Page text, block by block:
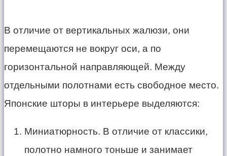
В отличие от вертикальных жалюзи, они
перемещаются не вокруг оси, а по
горизонтальной направляющей. Между
отдельными полотнами есть свободное место.
Японские шторы в интерьере выделяются:
Миниатюрность. В отличие от классики,
полотно намного тоньше и занимает